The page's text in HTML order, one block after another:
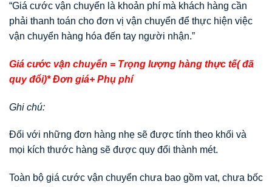
“Giá cước vận chuyển là khoản phí mà khách hàng cần
phải thanh toán cho đơn vị vận chuyển để thực hiện việc
vận chuyển hàng hóa đến tay người nhận.”
Giá cước vận chuyển = Trọng lượng hàng thực tế( đã
quy đổi)* Đơn giá+ Phụ phí
Ghi chú:
Đối với những đơn hàng nhẹ sẽ được tính theo khối và
mọi kích thước hàng sẽ được quy đổi thành mét.
Toàn bộ giá cước vận chuyển chưa bao gồm vat, chưa bốc